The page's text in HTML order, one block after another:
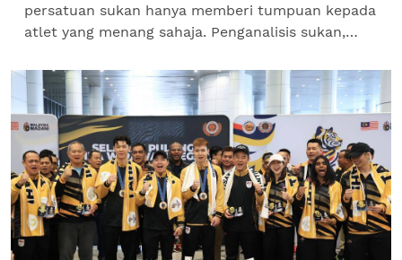
persatuan sukan hanya memberi tumpuan kepada
atlet yang menang sahaja. Penganalisis sukan,
besar apabila tiada...